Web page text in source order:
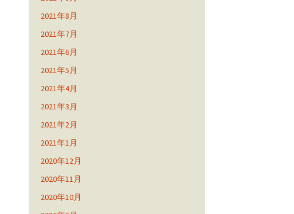
2021年8月
2021年7月
2021年6月
2021年5月
2021年4月
2021年3月
2021年2月
2021年1月
2020年12月
2020年11月
2020年10月